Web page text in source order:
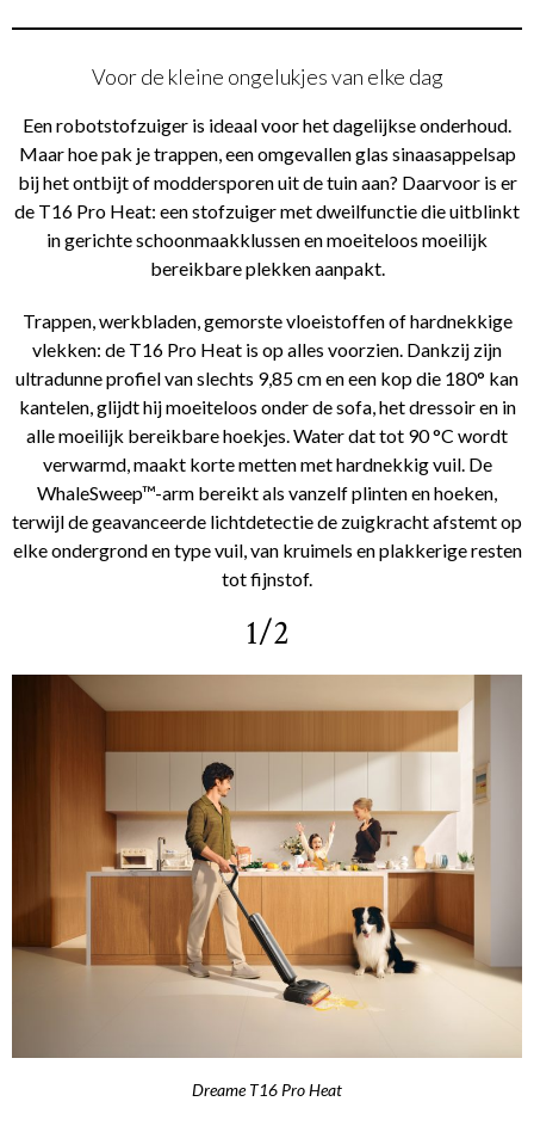
Voor de kleine ongelukjes van elke dag
Een robotstofzuiger is ideaal voor het dagelijkse onderhoud.
Maar hoe pak je trappen, een omgevallen glas sinaasappelsap
bij het ontbijt of moddersporen uit de tuin aan? Daarvoor is er
de T16 Pro Heat: een stofzuiger met dweilfunctie die uitblinkt
in gerichte schoonmaakklussen en moeiteloos moeilijk
bereikbare plekken aanpakt.
Trappen, werkbladen, gemorste vloeistoffen of hardnekkige
vlekken: de T16 Pro Heat is op alles voorzien. Dankzij zijn
ultradunne profiel van slechts 9,85 cm en een kop die 180° kan
kantelen, glijdt hij moeiteloos onder de sofa, het dressoir en in
alle moeilijk bereikbare hoekjes. Water dat tot 90 °C wordt
verwarmd, maakt korte metten met hardnekkig vuil. De
WhaleSweep™-arm bereikt als vanzelf plinten en hoeken,
terwijl de geavanceerde lichtdetectie de zuigkracht afstemt op
elke ondergrond en type vuil, van kruimels en plakkerige resten
tot fijnstof.
1/2
Dreame T16 Pro Heat